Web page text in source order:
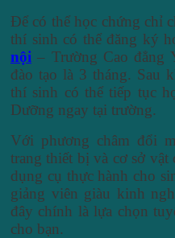
Để có thể học chứng chỉ
thí sinh có thể đăng ký
nội – Trường Cao đẳng
đào tạo là 3 tháng. Sau
thí sinh có thể tiếp tục
Dưỡng ngay tại trường.
Với phương châm đổi
trang thiết bị và cơ sở vật
dụng cụ thực hành cho
giảng viên giàu kinh
đây chính là lựa chọn
cho bạn.